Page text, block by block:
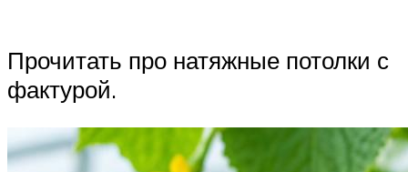
Прочитать про натяжные потолки с
фактурой.